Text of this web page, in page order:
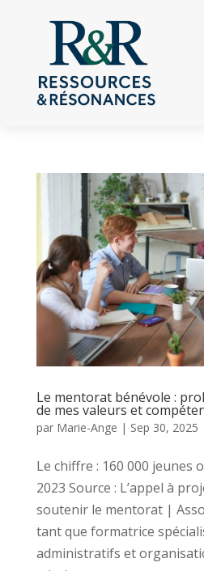
Le mentorat bénévole :
de mes valeurs et
par Marie-Ange | Sep 30, 2025
Le chiffre : 160 000 jeunes
2023 Source : L’appel à
soutenir le mentorat |
tant que formatrice
administratifs et